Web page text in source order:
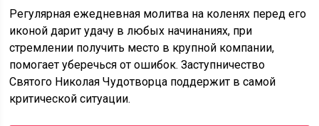
Регулярная ежедневная молитва на коленях перед его
иконой дарит удачу в любых начинаниях, при
стремлении получить место в крупной компании,
помогает уберечься от ошибок. Заступничество
Святого Николая Чудотворца поддержит в самой
критической ситуации.